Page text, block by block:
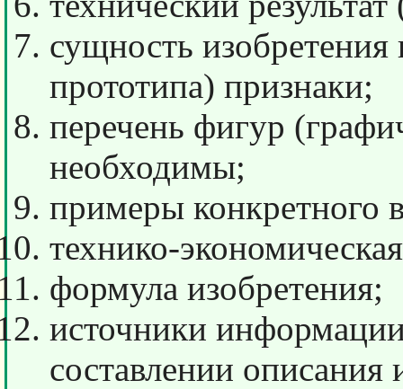
сущность изобретения
прототипа) признаки;
перечень фигур
необходимы;
примеры конкретного
технико-
формула изобретения;
источники
составлении описания